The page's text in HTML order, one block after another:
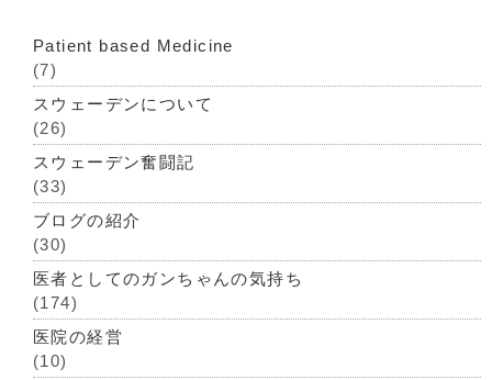
Patient based Medicine
(7)
スウェーデンについて
(26)
スウェーデン奮闘記
(33)
ブログの紹介
(30)
医者としてのガンちゃんの気持ち
(174)
医院の経営
(10)